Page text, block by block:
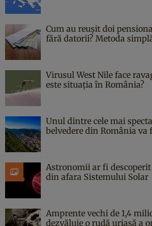
Cum au reușit doi
fără datorii? Metoda
Virusul West Nile face
este situația în România?
Unul dintre cele mai
belvedere din România va
Astronomii ar fi
din afara Sistemului Solar
Amprente vechi de 1,4
dezvăluie o rudă uriașă a